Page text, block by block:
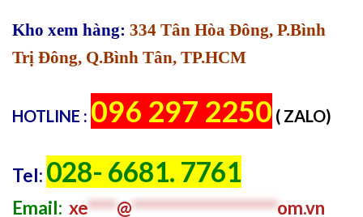
Kho xem hàng: 334 Tân Hòa Đông, P.Bình
Trị Đông, Q.Bình Tân, TP.HCM
HOTLINE : 096 297 2250 ( ZALO)
Tel: 028- 6681. 7761
Email: xe****@********************om.vn